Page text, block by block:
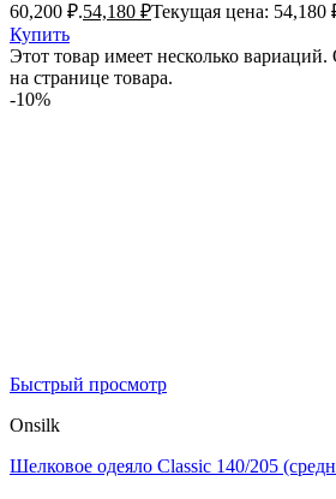
60,200 ₽.54,180 ₽Текущая цена: 54,180
Купить
Этот товар имеет несколько
на странице товара.
-10%
Быстрый просмотр
Onsilk
Шелковое одеяло Classic 140/205